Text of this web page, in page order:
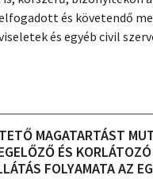
és követendő
és egyéb civil
MAGATARTÁST
ÉS
FOLYAMATA AZ